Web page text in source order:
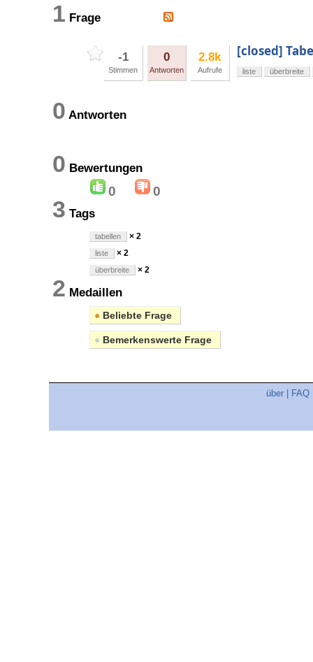
1 Frage
-1
Stimmen
0
Antworten
2.8k
Aufrufe
[closed]
liste überbreite
0 Antworten
0 Bewertungen
0 0
3 Tags
tabellen × 2
liste × 2
überbreite × 2
2 Medaillen
● Beliebte Frage
● Bemerkenswerte Frage
über FAQ